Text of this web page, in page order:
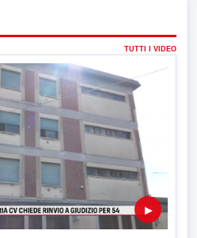
TUTTI I VIDEO
▶